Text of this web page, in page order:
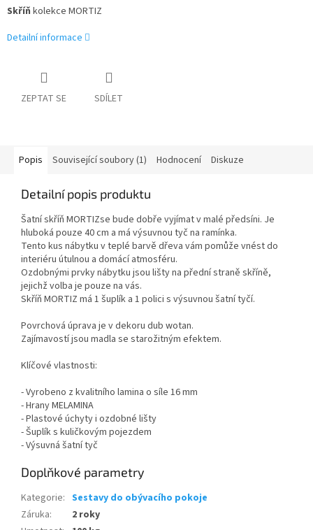
Skříň kolekce MORTIZ
Detailní informace
ZEPTAT SE SDÍLET
Popis Související soubory (1) Hodnocení Diskuze
Detailní popis produktu
Šatní skříň MORTIZse bude dobře vyjímat v malé předsíni. Je
hluboká pouze 40 cm a má výsuvnou tyč na ramínka.
Tento kus nábytku v teplé barvě dřeva vám pomůže vnést do
interiéru útulnou a domácí atmosféru.
Ozdobnými prvky nábytku jsou lišty na přední straně skříně,
jejichž volba je pouze na vás.
Skříň MORTIZ má 1 šuplík a 1 polici s výsuvnou šatní tyčí.
Povrchová úprava je v dekoru dub wotan.
Zajímavostí jsou madla se starožitným efektem.
Klíčové vlastnosti:
- Vyrobeno z kvalitního lamina o síle 16 mm
- Hrany MELAMINA
- Plastové úchyty i ozdobné lišty
- Šuplík s kuličkovým pojezdem
- Výsuvná šatní tyč
Doplňkové parametry
Kategorie: Sestavy do obývacího pokoje
Záruka:
2 roky